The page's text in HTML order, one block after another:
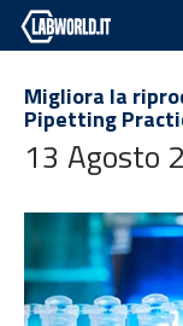
Migliora la
Pipetting
13 Agosto